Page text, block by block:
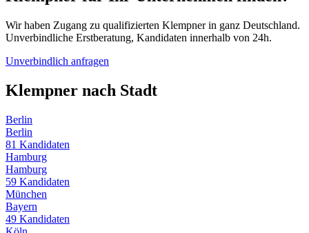
Wir haben Zugang zu qualifizierten Klempnerin ganz Deutschland.
Unverbindliche Erstberatung, Kandidaten innerhalb von 24h.
Unverbindlich anfragen
Klempner nach Stadt
Berlin
Berlin
81 Kandidaten
Hamburg
Hamburg
59 Kandidaten
München
Bayern
49 Kandidaten